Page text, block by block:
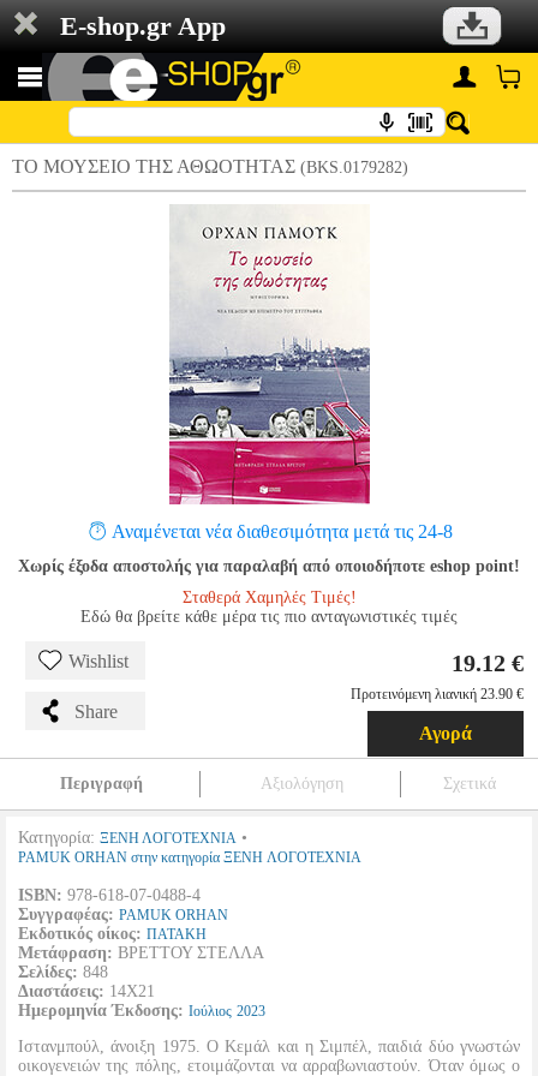
E-shop.gr App
ΤΟ ΜΟΥΣΕΙΟ ΤΗΣ ΑΘΩΟΤΗΤΑΣ (BKS.0179282)
Αναμένεται νέα διαθεσιμότητα μετά τις 24-8
Χωρίς έξοδα αποστολής για παραλαβή από οποιοδήποτε eshop point!
Σταθερά Χαμηλές Τιμές!
Εδώ θα βρείτε κάθε μέρα τις πιο ανταγωνιστικές τιμές
Wishlist
Share
19.12 €
Προτεινόμενη λιανική 23.90 €
Αγορά
Περιγραφή Αξιολόγηση Σχετικά
Κατηγορία: ΞΕΝΗ ΛΟΓΟΤΕΧΝΙΑ •
PAMUK ORHAN στην κατηγορία ΞΕΝΗ ΛΟΓΟΤΕΧΝΙΑ
ISBN: 978-618-07-0488-4
Συγγραφέας: PAMUK ORHAN
Εκδοτικός οίκος: ΠΑΤΑΚΗ
Μετάφραση: ΒΡΕΤΤΟΥ ΣΤΕΛΛΑ
Σελίδες: 848
Διαστάσεις: 14Χ21
Ημερομηνία Έκδοσης: Ιούλιος 2023
Ιστανμπούλ, άνοιξη 1975. Ο Κεμάλ και η Σιμπέλ, παιδιά δύο γνωστών
οικογενειών της πόλης, ετοιμάζονται να αρραβωνιαστούν. Όταν όμως ο